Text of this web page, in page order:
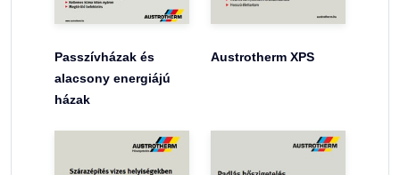
Passzívházak és
alacsony energiájú
házak
Austrotherm XPS